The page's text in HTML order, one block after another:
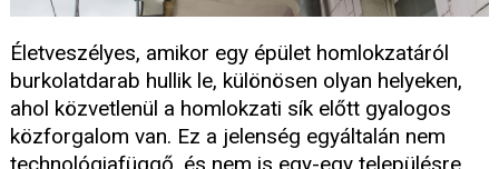
Életveszélyes, amikor egy épület homlokzatáról
burkolatdarab hullik le, különösen olyan helyeken,
ahol közvetlenül a homlokzati sík előtt gyalogos
közforgalom van. Ez a jelenség egyáltalán nem